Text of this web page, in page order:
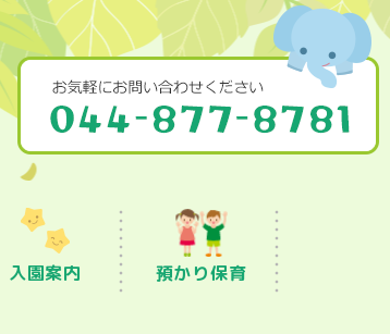
入園案内 預かり保育